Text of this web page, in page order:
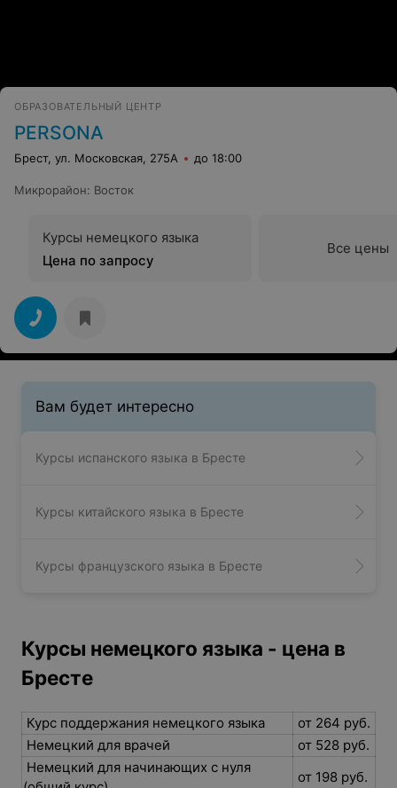
ОБРАЗОВАТЕЛЬНЫЙ ЦЕНТР
PERSONA
Микрорайон :Восток
Цена по запросу
Вам будет интересно
Курсы испанского языка в Бресте
Курсы китайского языка в Бресте
Бресте
Курс поддержания немецкого языка
от 264 руб.